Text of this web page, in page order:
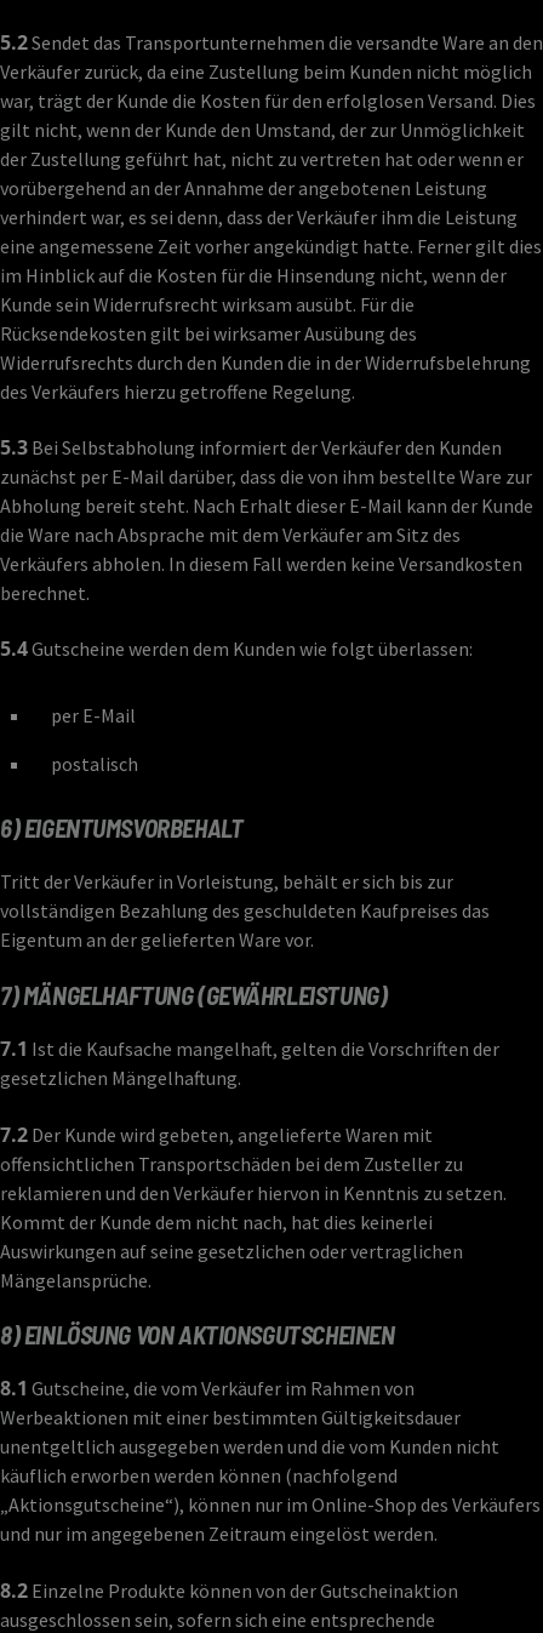
5.2Sendet das Transportunternehmen die versandte Ware an den
Verkäufer zurück, da eine Zustellung beim Kunden nicht möglich
war, trägt der Kunde die Kosten für den erfolglosen Versand. Dies
gilt nicht, wenn der Kunde den Umstand, der zur Unmöglichkeit
der Zustellung geführt hat, nicht zu vertreten hat oder wenn er
vorübergehend an der Annahme der angebotenen Leistung
verhindert war, es sei denn, dass der Verkäufer ihm die Leistung
eine angemessene Zeit vorher angekündigt hatte. Ferner gilt dies
im Hinblick auf die Kosten für die Hinsendung nicht, wenn der
Kunde sein Widerrufsrecht wirksam ausübt. Für die
Rücksendekosten gilt bei wirksamer Ausübung des
Widerrufsrechts durch den Kunden die in der Widerrufsbelehrung
des Verkäufers hierzu getroffene Regelung.
5.3 Bei Selbstabholung informiert der Verkäufer den Kunden
zunächst per E-Mail darüber, dass die von ihm bestellte Ware zur
Abholung bereit steht. Nach Erhalt dieser E-Mail kann der Kunde
die Ware nach Absprache mit dem Verkäufer am Sitz des
Verkäufers abholen. In diesem Fall werden keine Versandkosten
berechnet.
5.4Gutscheine werden dem Kunden wie folgt überlassen:
per E-Mail
postalisch
6) EIGENTUMSVORBEHALT
Tritt der Verkäufer in Vorleistung, behält er sich bis zur
vollständigen Bezahlung des geschuldeten Kaufpreises das
Eigentum an der gelieferten Ware vor.
7) MÄNGELHAFTUNG (GEWÄHRLEISTUNG)
7.1 Ist die Kaufsache mangelhaft, gelten die Vorschriften der
gesetzlichen Mängelhaftung.
7.2 Der Kunde wird gebeten, angelieferte Waren mit
offensichtlichen Transportschäden bei dem Zusteller zu
reklamieren und den Verkäufer hiervon in Kenntnis zu setzen.
Kommt der Kunde dem nicht nach, hat dies keinerlei
Auswirkungen auf seine gesetzlichen oder vertraglichen
Mängelansprüche.
8) EINLÖSUNG VON AKTIONSGUTSCHEINEN
8.1 Gutscheine, die vom Verkäufer im Rahmen von
Werbeaktionen mit einer bestimmten Gültigkeitsdauer
unentgeltlich ausgegeben werden und die vom Kunden nicht
käuflich erworben werden können (nachfolgend
„Aktionsgutscheine“), können nur im Online-Shop des Verkäufers
und nur im angegebenen Zeitraum eingelöst werden.
8.2 Einzelne Produkte können von der Gutscheinaktion
ausgeschlossen sein, sofern sich eine entsprechende